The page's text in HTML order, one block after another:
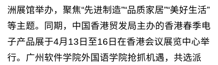
洲展馆举办，聚焦“先进制造”“品质家居”“美好生活”
等主题。同期，中国香港贸发局主办的香港春季电
子产品展于4月13日至16日在香港会议展览中心举
行。广州软件学院外国语学院抢抓机遇，共选派